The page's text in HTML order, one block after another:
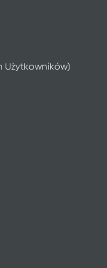
Użytkowników)